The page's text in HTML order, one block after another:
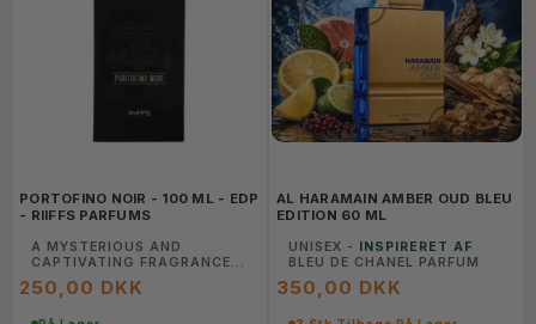
PORTOFINO NOIR - 100 ML - EDP
- RIIFFS PARFUMS
A MYSTERIOUS AND
CAPTIVATING FRAGRANCE
INSPIRED BY THE ALLURE OF
PORTIFINO, LEAVING A
250,00 DKK
AL HARAMAIN AMBER OUD BLEU
EDITION 60 ML
UNISEX - INSPIRERET AF
BLEU DE CHANEL PARFUM
350,00 DKK